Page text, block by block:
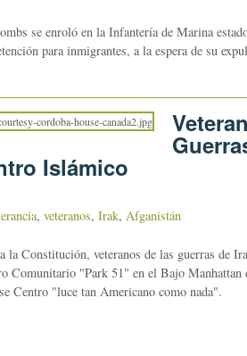
se enroló en la Infantería de Marina
para inmigrantes, a la espera de su
Islámico
, veteranos, Irak, Afganistán
la Constitución, veteranos de las guerras de
Comunitario "Park 51" en el Bajo Manhattan
Centro "luce tan Americano como nada".